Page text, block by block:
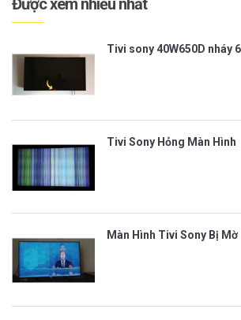
Tivi sony 40W650D nháy
Tivi Sony Hỏng Màn Hình
Màn Hình Tivi Sony Bị Mờ